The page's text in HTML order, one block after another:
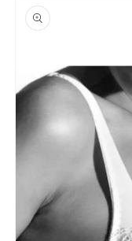
informazioni
sul prodotto